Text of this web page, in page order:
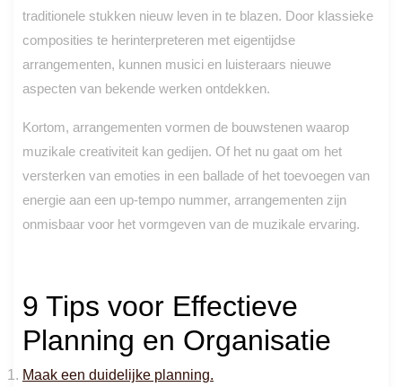
traditionele stukken nieuw leven in te blazen. Door klassieke
composities te herinterpreteren met eigentijdse
arrangementen, kunnen musici en luisteraars nieuwe
aspecten van bekende werken ontdekken.
Kortom, arrangementen vormen de bouwstenen waarop
muzikale creativiteit kan gedijen. Of het nu gaat om het
versterken van emoties in een ballade of het toevoegen van
energie aan een up-tempo nummer, arrangementen zijn
onmisbaar voor het vormgeven van de muzikale ervaring.
9 Tips voor Effectieve
Planning en Organisatie
Maak een duidelijke planning.